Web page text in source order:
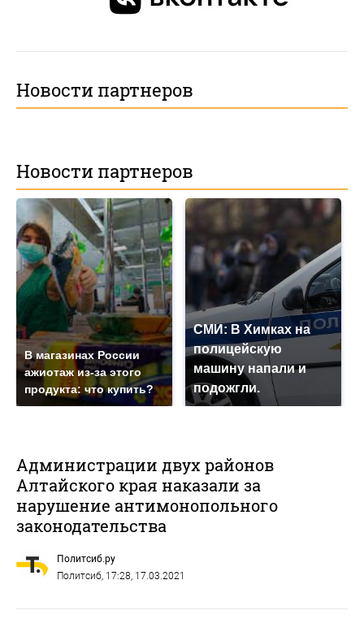
Новости партнеров
Новости партнеров
В магазинах России
ажиотаж из-за этого
продукта: что купить?
СМИ: В Химках на
полицейскую
машину напали и
подожгли.
Администрации двух районов
Алтайского края наказали за
нарушение антимонопольного
законодательства
Политсиб.ру
Политсиб, 17:28, 17.03.2021